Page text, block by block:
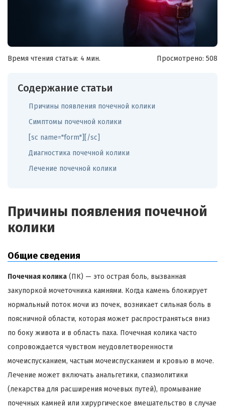
Время чтения статьи: 4 мин. Просмотрено: 508
Содержание статьи
Причины появления почечной колики
Симптомы почечной колики
[sc name="form"][/sc]
Диагностика почечной колики
Лечение почечной колики
Причины появления почечной
колики
Общие сведения
Почечная колика (ПК) — это острая боль, вызванная
закупоркой мочеточника камнями. Когда камень блокирует
нормальный поток мочи из почек, возникает сильная боль в
поясничной области, которая может распространяться вниз
по боку живота и в область паха. Почечная колика часто
сопровождается чувством неудовлетворенности
мочеиспусканием, частым мочеиспусканием и кровью в моче.
Лечение может включать анальгетики, спазмолитики
(лекарства для расширения мочевых путей), промывание
почечных камней или хирургическое вмешательство в случае